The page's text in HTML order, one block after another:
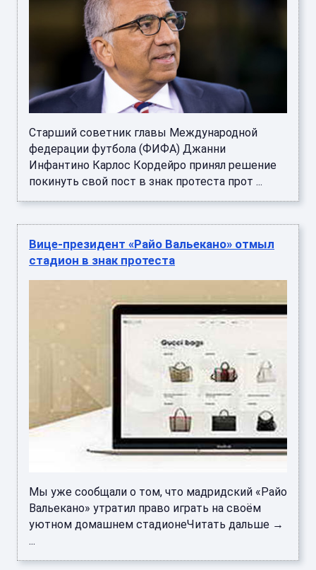
Старший советник главы Международной
федерации футбола (ФИФА) Джанни
Инфантино Карлос Кордейро принял решение
покинуть свой пост в знак протеста прот ...
Вице-президент «Райо Вальекано» отмыл
стадион в знак протеста
Мы уже сообщали о том, что мадридский «Райо
Вальекано» утратил право играть на своём
уютном домашнем стадионеЧитать дальше →
...